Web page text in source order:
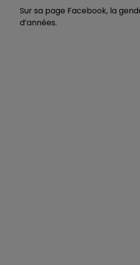
Sur sa page Facebook, la
d’années.